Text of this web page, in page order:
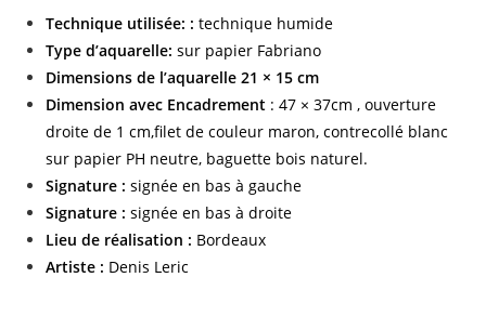
Technique utilisée: : technique humide
Type d’aquarelle: sur papier Fabriano
Dimensions de l’aquarelle 21 × 15 cm
Dimension avec Encadrement : 47 × 37cm , ouverture
droite de 1 cm,filet de couleur maron, contrecollé blanc
sur papier PH neutre, baguette bois naturel.
Signature : signée en bas à gauche
Signature : signée en bas à droite
Lieu de réalisation : Bordeaux
Artiste : Denis Leric